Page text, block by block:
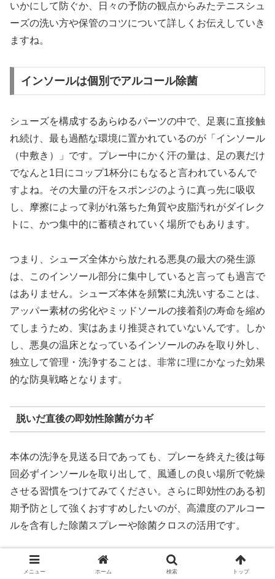
いかにして防ぐか、日々の予防の観点からみたテニスシュ
ーズの洗い方や保管のコツについて詳しくお伝えしていき
ますね。
インソールは個別でアルコール除菌
シューズを構成するあらゆるパーツの中で、足裏に直接触
れ続け、最も過酷な環境に置かれているのが「インソール
（中敷き）」です。プレー中にかく汗の量は、足の裏だけ
でなんと1日にコップ1杯分にもなると言われているんで
すよね。その大量の汗をスポンジのように真っ先に吸収
し、摩擦によって剥がれ落ちた角質や皮脂汚れがダイレク
トに、かつ集中的に蓄積されていく場所でもあります。
つまり、シューズ全体から放たれる悪臭の最大の発生源
は、このインソール部分に集中していると言っても過言で
はありません。シューズ本体を頻繁に丸洗いすることは、
アッパー素材の劣化やミッドソールの接着剤の寿命を縮め
てしまうため、実はあまり推奨されていないんです。しか
し、悪臭の温床となっているインソールのみを取り外し、
独立して管理・洗浄することは、非常に理にかなった効果
的な防臭戦略となります。
脱いだ直後の即効性除菌がカギ
本体の洗浄を見送る日であっても、プレーを終えた後は毎
回必ずインソールを取り出して、風通しの良い場所で乾燥
させる習慣をつけてみてください。さらに即効性のある初
期予防として強くおすすめしたいのが、高濃度のアルコー
ルを含有した除菌スプレーや除菌クロスの活用です。
脱いだ直後の汗をたっぷり吸い込んだインソールは、まさ
メニュー ホーム 検索 トップ